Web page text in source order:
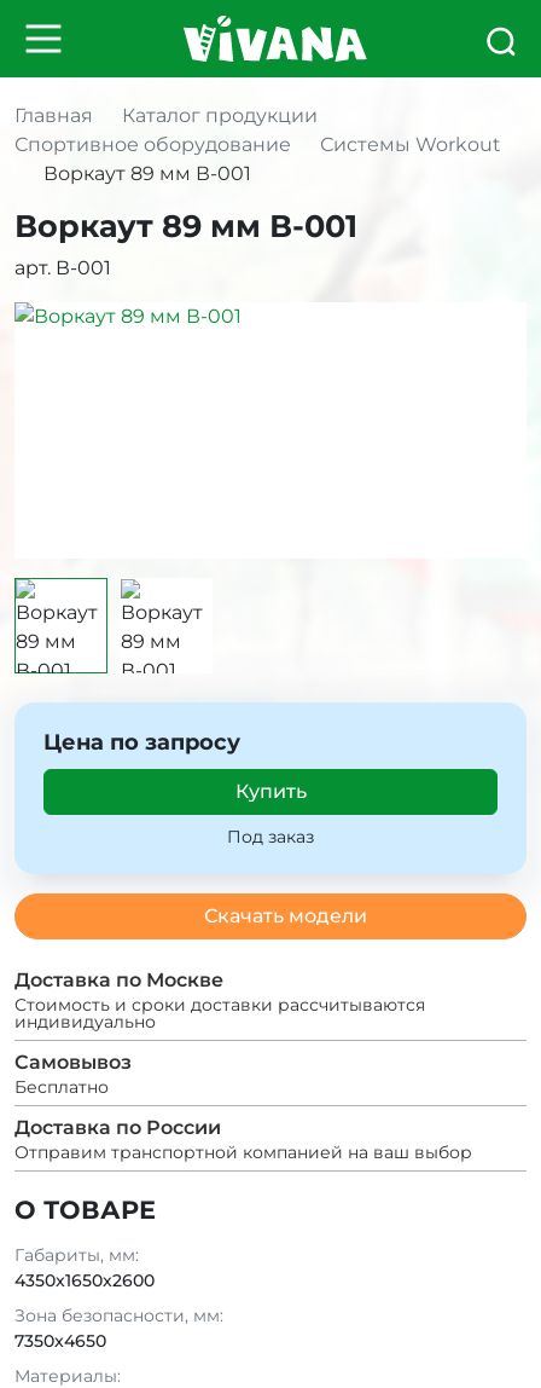
Главная
Каталог продукции
Спортивное оборудование
Системы Workout
Воркаут 89 мм В-001
Воркаут 89 мм В-001
арт. В-001
О ТОВАРЕ
Габариты, мм:
4350x1650x2600
Зона безопасности, мм:
7350x4650
Материалы:
Цена по запросу
Купить
Под заказ
Скачать модели
Доставка по Москве
Стоимость и сроки доставки рассчитываются
индивидуально
Самовывоз
Бесплатно
Доставка по России
Отправим транспортной компанией на ваш выбор